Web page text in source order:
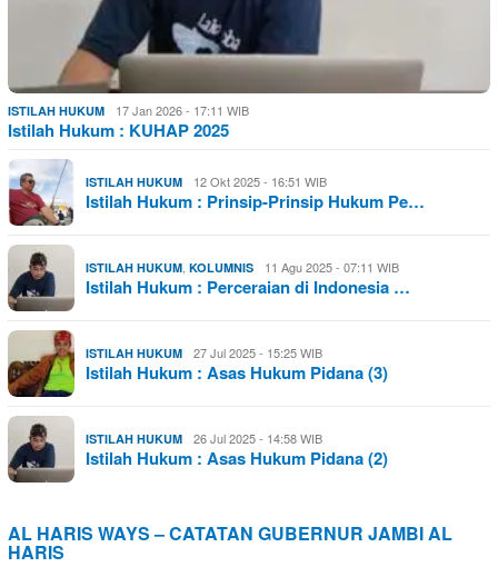
ISTILAH HUKUM 17 Jan 2026 - 17:11 WIB
Istilah Hukum : KUHAP 2025
ISTILAH HUKUM 12 Okt 2025 - 16:51 WIB
Istilah Hukum : Prinsip-Prinsip Hukum Pe…
ISTILAH HUKUM, KOLUMNIS 11 Agu 2025 - 07:11 WIB
Istilah Hukum : Perceraian di Indonesia …
ISTILAH HUKUM 27 Jul 2025 - 15:25 WIB
Istilah Hukum : Asas Hukum Pidana (3)
ISTILAH HUKUM 26 Jul 2025 - 14:58 WIB
Istilah Hukum : Asas Hukum Pidana (2)
AL HARIS WAYS – CATATAN GUBERNUR JAMBI AL
HARIS